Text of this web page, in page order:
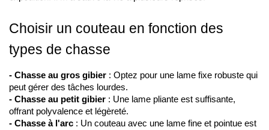
Choisir un couteau en fonction des
types de chasse
- Chasse au gros gibier : Optez pour une lame fixe robuste qui
peut gérer des tâches lourdes.
- Chasse au petit gibier : Une lame pliante est suffisante,
offrant polyvalence et légèreté.
- Chasse à l'arc : Un couteau avec une lame fine et pointue est